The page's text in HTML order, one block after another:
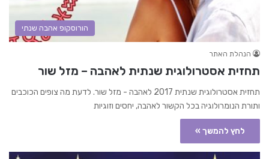
הורוסקופ אהבה שנתי
הנהלת האתר
תחזית אסטרולוגית שנתית לאהבה – מזל שור
תחזית אסטרולוגית שנתית 2017 לאהבה - מזל שור. לדעת מה צופים הכוכבים
ותורת הנומרולוגיה בכל הקשור לאהבה, יחסים וזוגיות
לחץ להמשך »